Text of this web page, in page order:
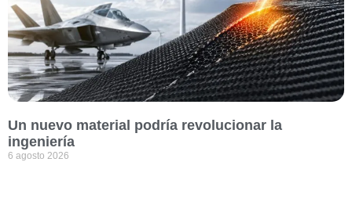
Un nuevo material podría revolucionar la
ingeniería
6 agosto 2026